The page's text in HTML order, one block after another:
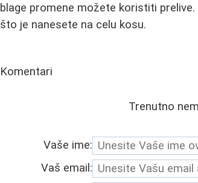
blage promene možete koristiti
što je nanesete na celu kosu.
Komentari
Trenutno
Vaše ime:
Vaš email: